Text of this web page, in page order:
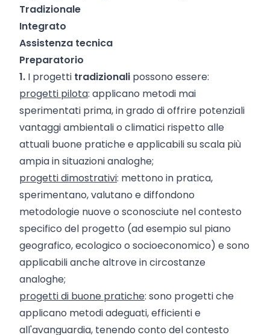
Tradizionale
Integrato
Assistenza tecnica
Preparatorio
1. I progetti tradizionali possono essere:
progetti pilota: applicano metodi mai
sperimentati prima, in grado di offrire potenziali
vantaggi ambientali o climatici rispetto alle
attuali buone pratiche e applicabili su scala più
ampia in situazioni analoghe;
progetti dimostrativi: mettono in pratica,
sperimentano, valutano e diffondono
metodologie nuove o sconosciute nel contesto
specifico del progetto (ad esempio sul piano
geografico, ecologico o socioeconomico) e sono
applicabili anche altrove in circostanze
analoghe;
progetti di buone pratiche: sono progetti che
applicano metodi adeguati, efficienti e
all'avanguardia, tenendo conto del contesto